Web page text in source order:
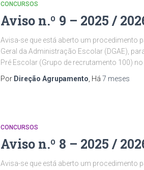
CONCURSOS
Aviso n.º 9 – 2025 /
Avisa-se que está aberto um procedimento
Geral da Administração Escolar (DGAE),
Pré Escolar (Grupo de recrutamento 100)
Por Direção Agrupamento , Há 7 meses
CONCURSOS
Aviso n.º 8 – 2025 /
Avisa-se que está aberto um procedimento